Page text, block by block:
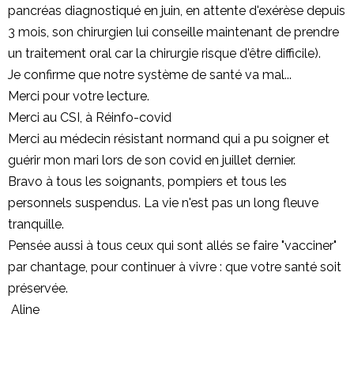
pancréas diagnostiqué en juin, en attente d'exérèse depuis
3 mois, son chirurgien lui conseille maintenant de prendre
un traitement oral car la chirurgie risque d'être difficile).
Je confirme que notre système de santé va mal...
Merci pour votre lecture.
Merci au CSI, à Réinfo-covid
Merci au médecin résistant normand qui a pu soigner et
guérir mon mari lors de son covid en juillet dernier.
Bravo à tous les soignants, pompiers et tous les
personnels suspendus. La vie n'est pas un long fleuve
tranquille.
Pensée aussi à tous ceux qui sont allés se faire "vacciner"
par chantage, pour continuer à vivre : que votre santé soit
préservée.
Aline